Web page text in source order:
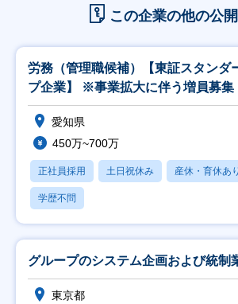
この企業の他の公
労務（管理職候補）【東証スタンダ
プ企業】 ※事業拡大に伴う増員募集
愛知県
450万~700万
正社員採用 土日祝休み 産休・育休あり
学歴不問
グループのシステム企画および統制
東京都